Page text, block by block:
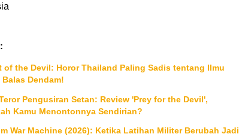
of the Devil: Horor Thailand Paling Sadis tentang Ilmu
Balas Dendam!
Pengusiran Setan: Review 'Prey for the Devil',
Kamu Menontonnya Sendirian?
War Machine (2026): Ketika Latihan Militer Berubah Jadi